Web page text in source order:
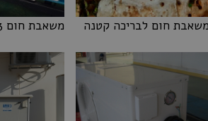
משאבת חום לבריכה קטנה משאבת חום 13 KW